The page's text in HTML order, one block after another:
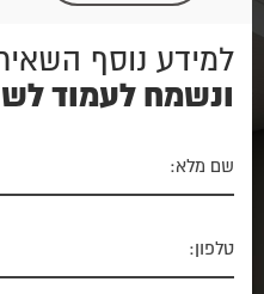
למידע נוסף
ונשמח לעמוד